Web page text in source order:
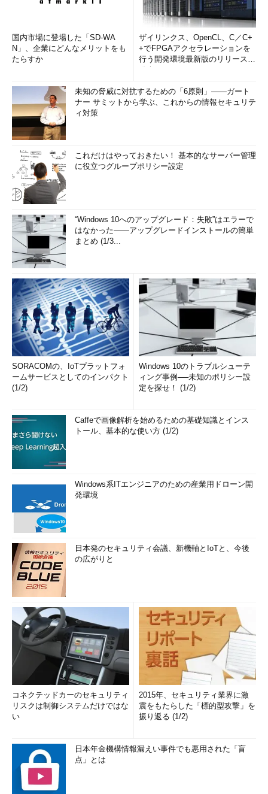
国内市場に登場した「SD-WA
N」、企業にどんなメリットをも
たらすか
ザイリンクス、OpenCL、C／C+
+でFPGAアクセラレーションを
行う開発環境最新版のリリースを
未知の脅威に対抗するための「6原則」――ガート
ナー サミットから学ぶ、これからの情報セキュリテ
ィ対策
これだけはやっておきたい！ 基本的なサーバー管理
に役立つグループポリシー設定
“Windows 10へのアップグレード：失敗”はエラーで
はなかった――アップグレードインストールの簡単
まとめ (1/3...
SORACOMの、IoTプラットフォ
ームサービスとしてのインパクト
(1/2)
Windows 10のトラブルシューテ
ィング事例──未知のポリシー設
定を探せ！ (1/2)
Caffeで画像解析を始めるための基礎知識とインス
トール、基本的な使い方 (1/2)
Windows系ITエンジニアのための産業用ドローン開
発環境
日本発のセキュリティ会議、新機軸とIoTと、今後
の広がりと
コネクテッドカーのセキュリティ
リスクは制御システムだけではな
い
2015年、セキュリティ業界に激
震をもたらした「標的型攻撃」を
振り返る (1/2)
日本年金機構情報漏えい事件でも悪用された「盲
点」とは